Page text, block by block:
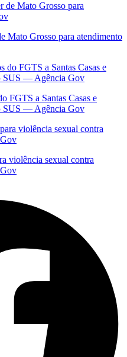
Mato Grosso para atendimento
FGTS a Santas Casas e
SUS — Agência Gov
violência sexual contra